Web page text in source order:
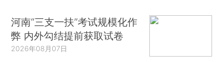
河南“三支一扶”考试规模化作
弊 内外勾结提前获取试卷
2026年08月07日